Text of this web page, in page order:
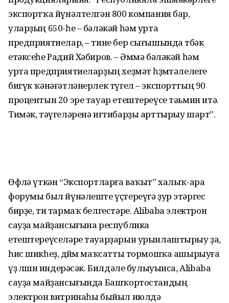
экспортҡа йүнәлтелгән 800 компания бар,
уларҙың 650-һе – бәләкәй һәм урта
предприятиелар, – тине бер сығышында төбәк
етәксеһе Радий Хәбиров. – Әммә бәләкәй һәм
урта предприятиеларҙың хеҙмәт һөҙөмтәлелеге
бигүк ҡәнәғәтләнерлек түгел – экспорттың 90
процентын 20 эре тауар етештереүсе тәьмин итә.
Тимәк, тәүгеләренә иғтибарҙы арттырыу шарт”.
Өфөлә үткән “Экспортларға ваҡыт” халыҡ-ара
форумы был йүнәлеште үҫтереүгә ҙур этәргес
бирҙе, ти тармаҡ белгестәре. Alibaba электрон
сауҙа майҙансығына республика
етештереүселәре тауарҙарын урынлаштырыу ҙа,
һис шикһеҙ, дөйөм маҡсатты тормошҡа ашырыуға
үҙ өлөшөн индерәсәк. Билдәле булыуынса, Alibaba
сауҙа майҙансығында Башҡортостандың
электрон витринаһы быйыл июлдә